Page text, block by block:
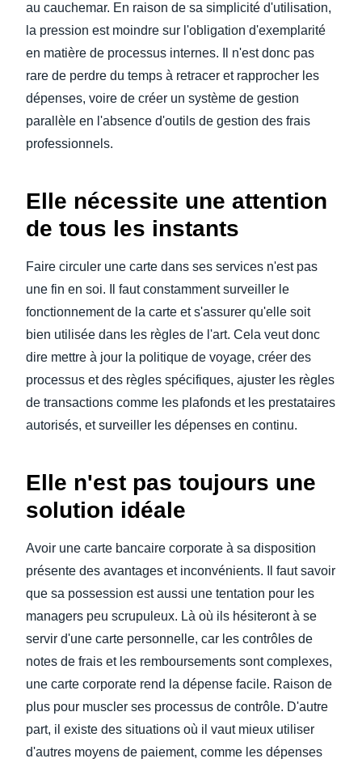
au cauchemar. En raison de sa simplicité d'utilisation,
la pression est moindre sur l'obligation d'exemplarité
en matière de processus internes. Il n'est donc pas
rare de perdre du temps à retracer et rapprocher les
dépenses, voire de créer un système de gestion
parallèle en l'absence d'outils de gestion des frais
professionnels.
Elle nécessite une attention
de tous les instants
Faire circuler une carte dans ses services n'est pas
une fin en soi. Il faut constamment surveiller le
fonctionnement de la carte et s'assurer qu'elle soit
bien utilisée dans les règles de l'art. Cela veut donc
dire mettre à jour la politique de voyage, créer des
processus et des règles spécifiques, ajuster les règles
de transactions comme les plafonds et les prestataires
autorisés, et surveiller les dépenses en continu.
Elle n'est pas toujours une
solution idéale
Avoir une carte bancaire corporate à sa disposition
présente des avantages et inconvénients. Il faut savoir
que sa possession est aussi une tentation pour les
managers peu scrupuleux. Là où ils hésiteront à se
servir d'une carte personnelle, car les contrôles de
notes de frais et les remboursements sont complexes,
une carte corporate rend la dépense facile. Raison de
plus pour muscler ses processus de contrôle. D'autre
part, il existe des situations où il vaut mieux utiliser
d'autres moyens de paiement, comme les dépenses